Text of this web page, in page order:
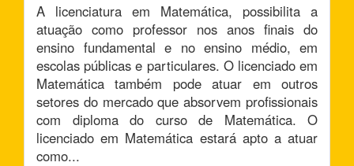
A licenciatura em Matemática, possibilita a
atuação como professor nos anos finais do
ensino fundamental e no ensino médio, em
escolas públicas e particulares. O licenciado em
Matemática também pode atuar em outros
setores do mercado que absorvem profissionais
com diploma do curso de Matemática. O
licenciado em Matemática estará apto a atuar
como...